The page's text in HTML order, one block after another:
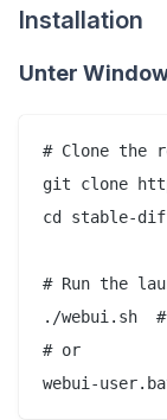
Installation
Unter
# Clone the
git clone
cd stable-
# Run the
./webui.sh  #
# or